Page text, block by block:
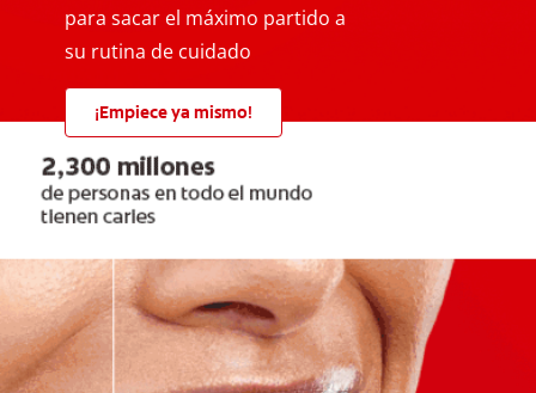
para sacar el máximo partido a
su rutina de cuidado
¡Empiece ya mismo!